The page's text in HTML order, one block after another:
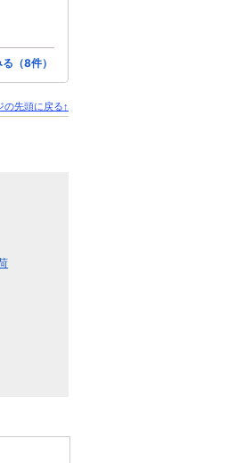
（8件）
の先頭に戻る↑